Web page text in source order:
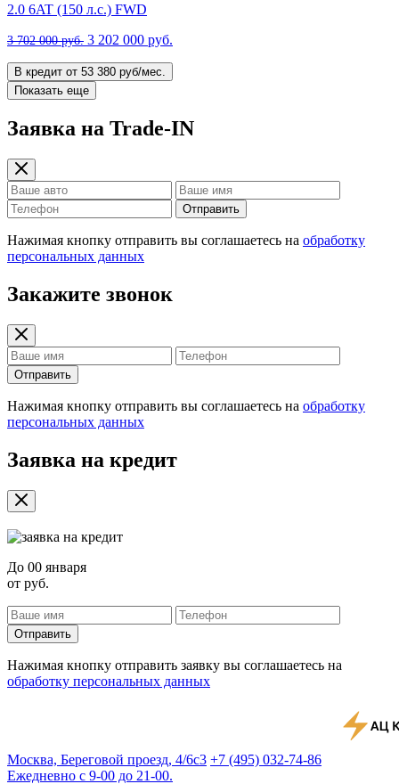
2.0 6AT (150 л.с.) FWD
3 702 000 руб. 3 202 000 руб.
В кредит от 53 380 руб/мес.
Показать еще
Заявка на Trade-IN
Отправить
Нажимая кнопку отправить вы соглашаетесь на обработку
персональных данных
Закажите звонок
Отправить
Нажимая кнопку отправить вы соглашаетесь на обработку
персональных данных
Заявка на кредит
До 00 января
от руб.
Отправить
Нажимая кнопку отправить заявку вы соглашаетесь на
обработку персональных данных
Москва, Береговой проезд, 4/6с3 +7 (495) 032-74-86
Ежедневно с 9-00 до 21-00.